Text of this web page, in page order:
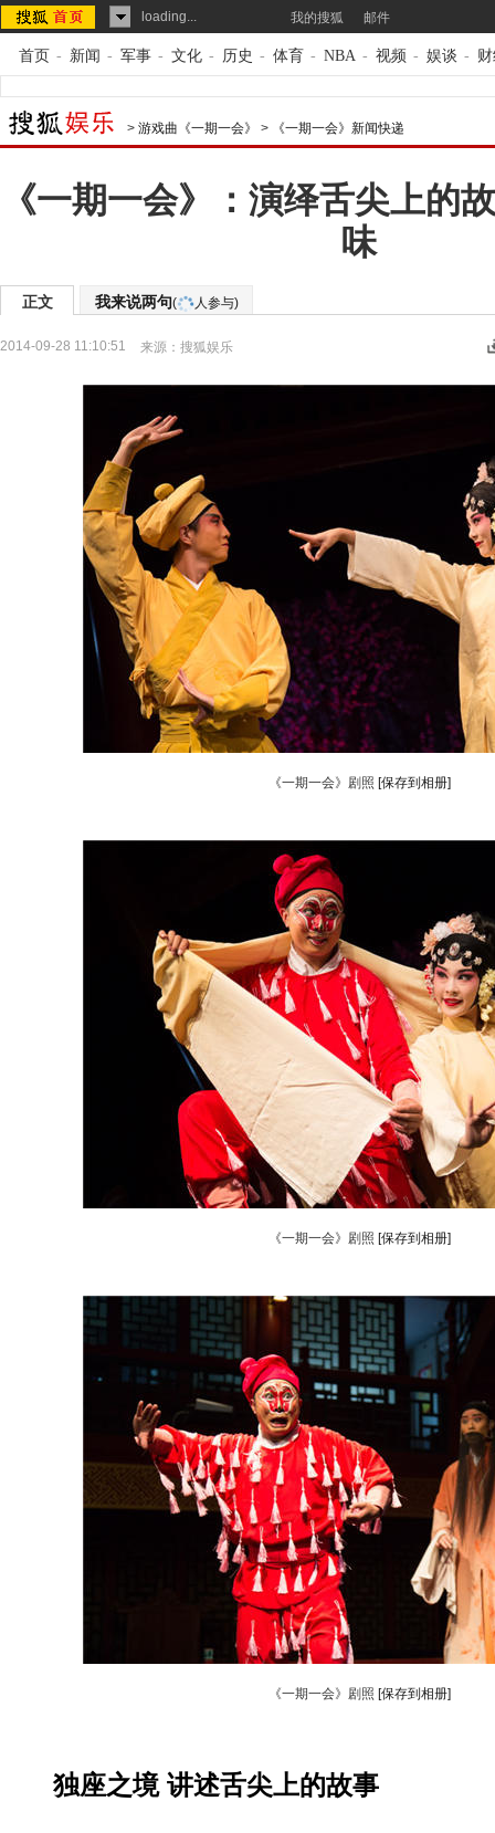
loading... 我的搜狐 邮件
首页 - 新闻 - 军事 - 文化 - 历史 - 体育 - NBA - 视频 - 娱谈 -
> 游戏曲《一期一会》 > 《一期一会》新闻快递
《一期一会》：演绎舌尖上的
味
正文 我来说两句( 人参与)
2014-09-28 11:10:51 来源： 搜狐娱乐
《一期一会》剧照 [保存到相册]
《一期一会》剧照 [保存到相册]
《一期一会》剧照 [保存到相册]
独座之境 讲述舌尖上的故事